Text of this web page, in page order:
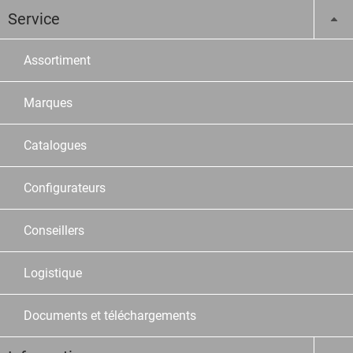
Service
Assortiment
Marques
Catalogues
Configurateurs
Conseillers
Logistique
Documents et téléchargements